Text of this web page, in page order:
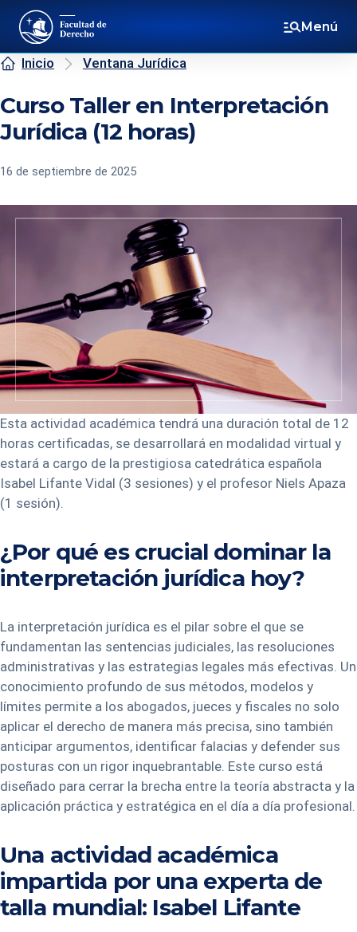
Menú
Inicio Ventana Jurídica
Curso Taller en Interpretación
Jurídica (12 horas)
16 de septiembre de 2025
Esta actividad académica tendrá una duración total de 12
horas certificadas, se desarrollará en modalidad virtual y
estará a cargo de la prestigiosa catedrática española
Isabel Lifante Vidal (3 sesiones) y el profesor Niels Apaza
(1 sesión).
¿Por qué es crucial dominar la
interpretación jurídica hoy?
La interpretación jurídica es el pilar sobre el que se
fundamentan las sentencias judiciales, las resoluciones
administrativas y las estrategias legales más efectivas. Un
conocimiento profundo de sus métodos, modelos y
límites permite a los abogados, jueces y fiscales no solo
aplicar el derecho de manera más precisa, sino también
anticipar argumentos, identificar falacias y defender sus
posturas con un rigor inquebrantable. Este curso está
diseñado para cerrar la brecha entre la teoría abstracta y la
aplicación práctica y estratégica en el día a día profesional.
Una actividad académica
impartida por una experta de
talla mundial: Isabel Lifante